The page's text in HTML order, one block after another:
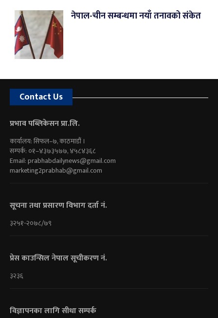
नेपाल-चीन सम्बन्धमा नयाँ तनावको संकेत
Contact Us
प्रभाव पब्लिकेसन प्रा.लि.
कार्यालय: सिफल–७, काठमाडौं ।
सम्पर्क: ०१–४३७३५७७, ४५८४३६८
Email:prabhabdailynews@gmail.com
marketing2prabhab@gmail.com
सूचना तथा प्रसारण विभाग दर्ता नं.
३२५१-२०७८/७९
प्रेस काउन्सिल नेपाल सूचीकरण नं.
३२३६
विज्ञापनका लागि सीधा सम्पर्क